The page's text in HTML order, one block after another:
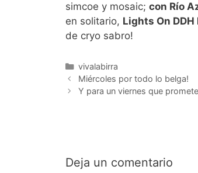
simcoe y mosaic; con Río
en solitario, Lights On DDH
de cryo sabro!
Categorías
vivalabirra
Miércoles por todo lo belga!
Y para un viernes que
Deja un comentario